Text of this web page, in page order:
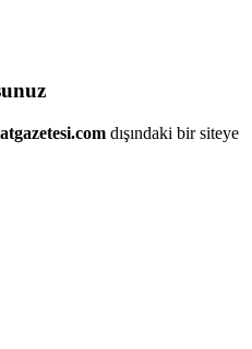
dışındaki bir siteye